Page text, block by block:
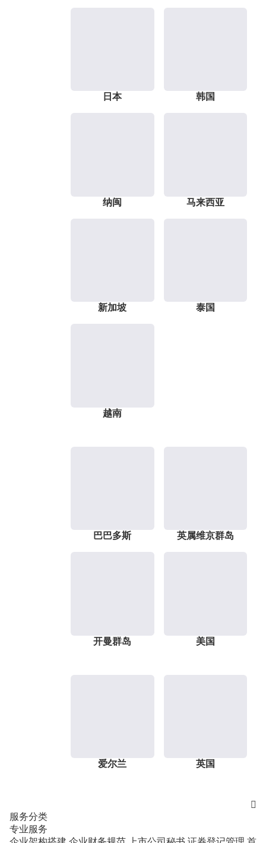
日本 韩国
纳闽 马来西亚
新加坡 泰国
越南
巴巴多斯 英属维京群岛
开曼群岛 美国
爱尔兰 英国

服务分类
专业服务